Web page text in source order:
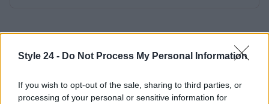
Style 24 - Do Not Process My Personal Information
If you wish to opt-out of the sale, sharing to third parties, or
processing of your personal or sensitive information for